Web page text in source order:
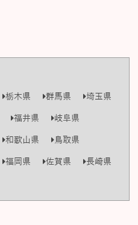
栃木県 群馬県
埼玉県
福井県
岐阜県
和歌山県
鳥取県
福岡県 佐賀県
長崎県